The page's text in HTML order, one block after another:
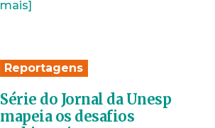
mais]
Reportagens
Série do Jornal da Unesp
mapeia os desafios